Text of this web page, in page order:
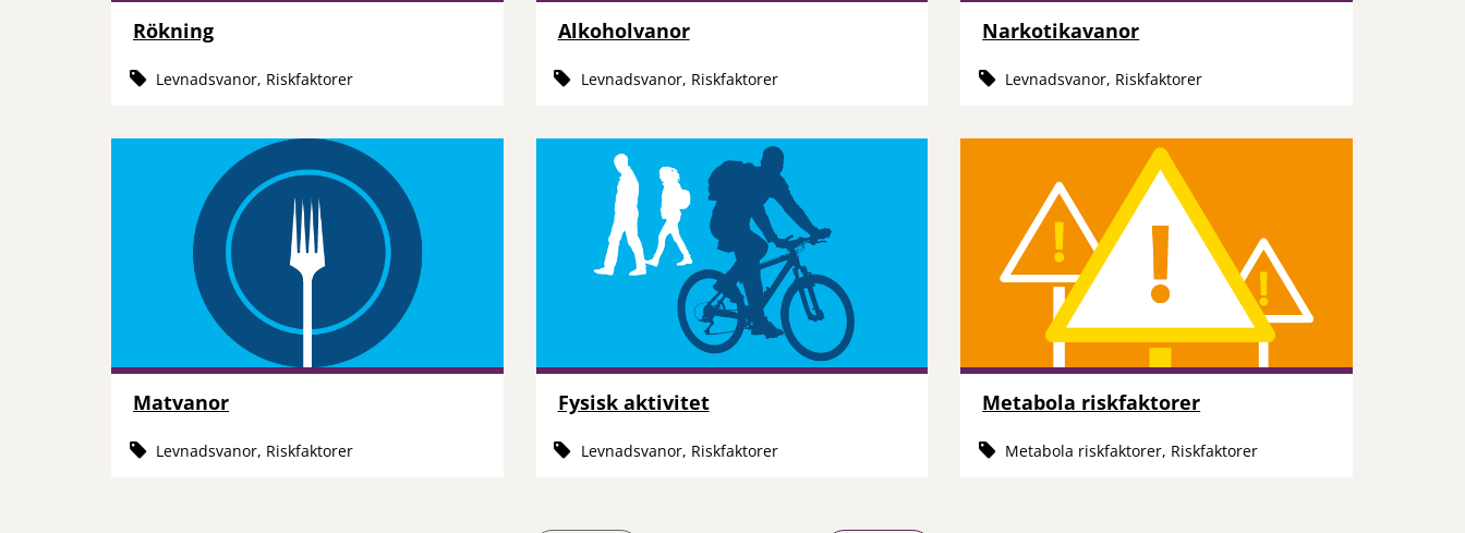
Rökning
Levnadsvanor, Riskfaktorer
Alkoholvanor
Levnadsvanor, Riskfaktorer
Narkotikavanor
Levnadsvanor, Riskfaktorer
Matvanor
Levnadsvanor, Riskfaktorer
Fysisk aktivitet
Levnadsvanor, Riskfaktorer
Metabola riskfaktorer
Metabola riskfaktorer, Riskfaktorer